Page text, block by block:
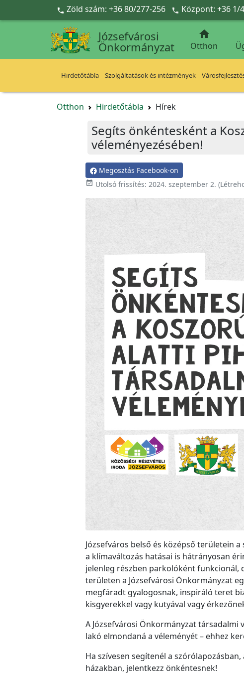
Ugrás a fő tartalomra
 Zöld szám: +36 80/277-256  Központ: +36 1/
Józsefvárosi
Önkormányzat

Otthon
Hirdetőtábla Szolgáltatások és intézmények
Otthon Hirdetőtábla Hírek
Segíts önkéntesként a
véleményezésében!
Megosztás Facebook-on
 Utolsó frissítés: 2024. szeptember 2.
Józsefváros belső és középső területein
a klímaváltozás hatásai is hátrányosan
jelenleg részben parkolóként funkcionál,
területen a Józsefvárosi Önkormányzat
megfáradt gyalogosnak, inspiráló teret
kisgyerekkel vagy kutyával vagy
A Józsefvárosi Önkormányzat
lakó elmondaná a véleményét – ehhez
Ha szívesen segítenél a
házakban, jelentkezz önkéntesnek!